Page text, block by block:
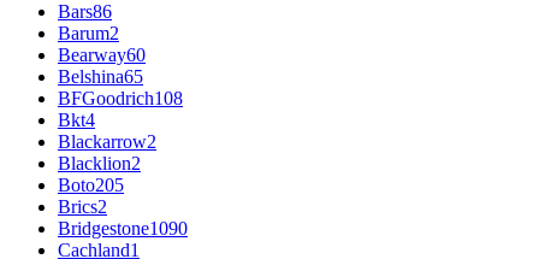
Bars86
Barum2
Bearway60
Belshina65
BFGoodrich108
Bkt4
Blackarrow2
Blacklion2
Boto205
Brics2
Bridgestone1090
Cachland1